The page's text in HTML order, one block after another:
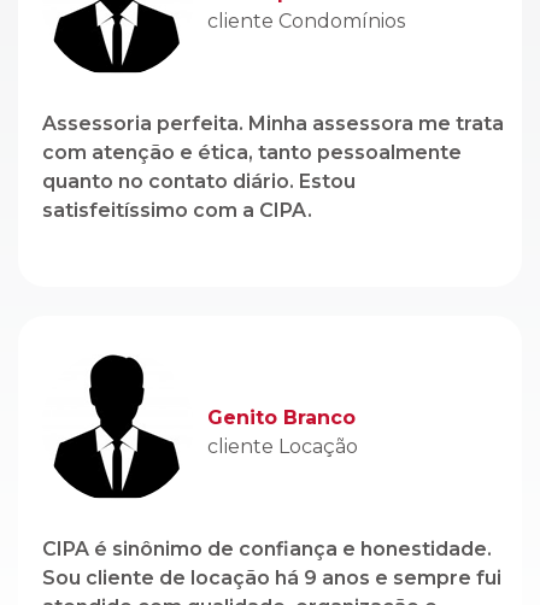
cliente Condomínios
Assessoria perfeita. Minha assessora me trata
com atenção e ética, tanto pessoalmente
quanto no contato diário. Estou
satisfeitíssimo com a CIPA.
Genito Branco
cliente Locação
CIPA é sinônimo de confiança e honestidade.
Sou cliente de locação há 9 anos e sempre fui